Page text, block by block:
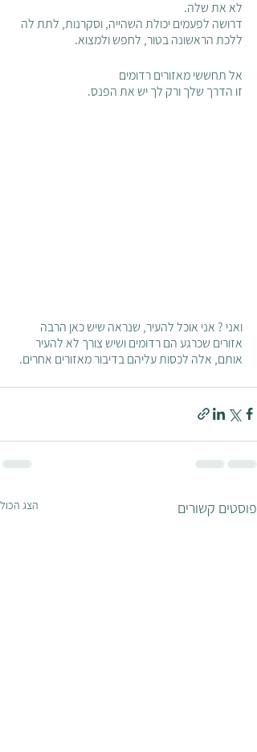
לא את שלה.
דרושה לפעמים יכולת השהייה, וסקרנות, לתת לה
ללכת הראשונה בטור, לחפש ולמצוא.
אל תחששי מאזורים רדומים
זו הדרך שלך ורק לך יש את הפנס.
ואני ? אני אוכל להעיר, שנראה שיש כאן הרבה
אזורים שכרגע הם רדומים ושיש צורך לא להעיר
אותם, אלה לכסות עליהם בדיבור מאזורים אחרים.
פוסטים קשורים הצג הכול